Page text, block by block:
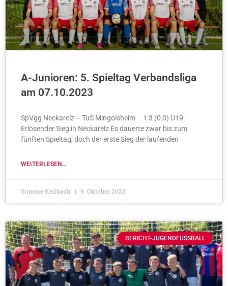
A-Junioren: 5. Spieltag Verbandsliga
am 07.10.2023
SpVgg Neckarelz – TuS Mingolsheim 1:3 (0:0) U19:
Erlösender Sieg in Neckarelz Es dauerte zwar bis zum
fünften Spieltag, doch der erste Sieg der laufenden
WEITERLESEN...
Simone Keilbach 9. Oktober 2023
BERICHT-JUGENDFUSSBALL